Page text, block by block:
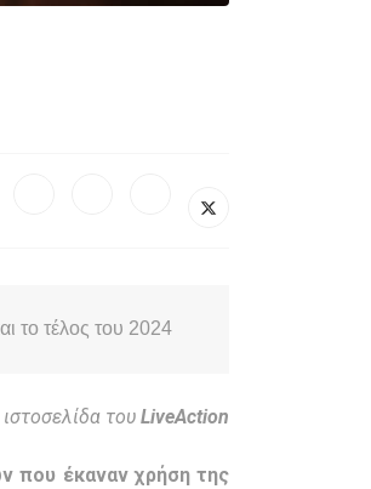
το τέλος του 2024
ιστοσελίδα του LiveAction
που έκαναν χρήση της